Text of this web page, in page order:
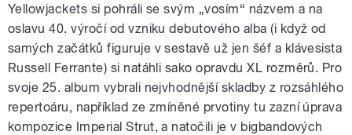
Yellowjackets si pohráli se svým „vosím“ názvem a na
oslavu 40. výročí od vzniku debutového alba (i když od
samých začátků figuruje v sestavě už jen šéf a klávesista
Russell Ferrante) si natáhli sako opravdu XL rozměrů. Pro
svoje 25. album vybrali nejvhodnější skladby z rozsáhlého
repertoáru, například ze zmíněné prvotiny tu zazní úprava
kompozice Imperial Strut, a natočili je v bigbandových